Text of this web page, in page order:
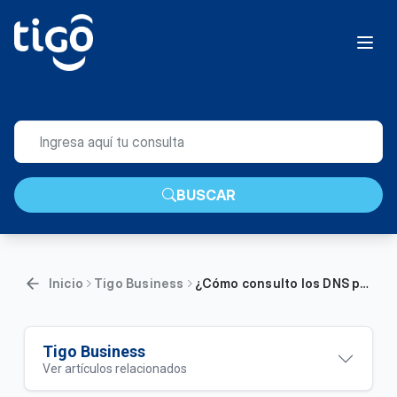
BUSCAR
Inicio Tigo Business ¿Cómo consulto los DNS para enrutamiento de dominio Tigo? | Empresas
Tigo Business
Ver artículos relacionados